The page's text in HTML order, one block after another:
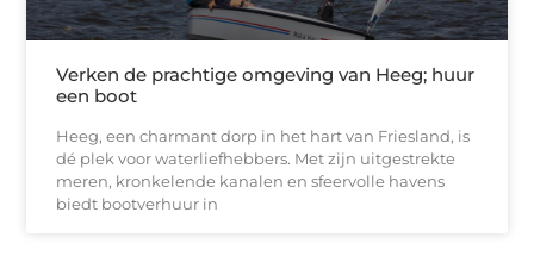
Verken de prachtige omgeving van Heeg; huur
een boot
Heeg, een charmant dorp in het hart van Friesland, is
dé plek voor waterliefhebbers. Met zijn uitgestrekte
meren, kronkelende kanalen en sfeervolle havens
biedt bootverhuur in